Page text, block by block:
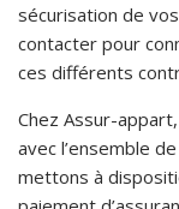
sécurisation de
contacter pour
ces différents
Chez Assur-
avec l’ensemble
mettons à